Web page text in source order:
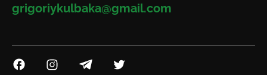
Email
grigoriykulbaka@gmail.com
Посилання на Facebook
Посилання на Instagram
Посилання на Telegram
Посилання на Twitter